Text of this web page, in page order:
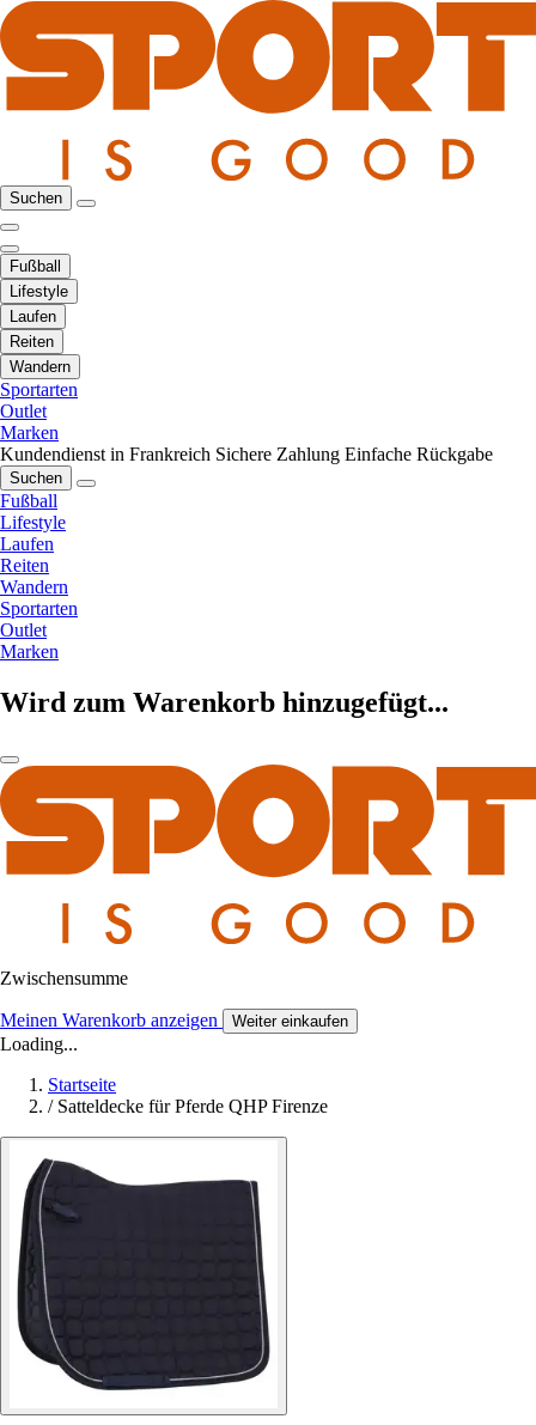
Suchen
Fußball
Lifestyle
Laufen
Reiten
Wandern
Sportarten
Outlet
Marken
Kundendienst in Frankreich Sichere Zahlung Einfache Rückgabe
Suchen
Fußball
Lifestyle
Laufen
Reiten
Wandern
Sportarten
Outlet
Marken
Wird zum Warenkorb hinzugefügt...
Zwischensumme
Meinen Warenkorb anzeigen Weiter einkaufen
Loading...
Startseite
/ Satteldecke für Pferde QHP Firenze